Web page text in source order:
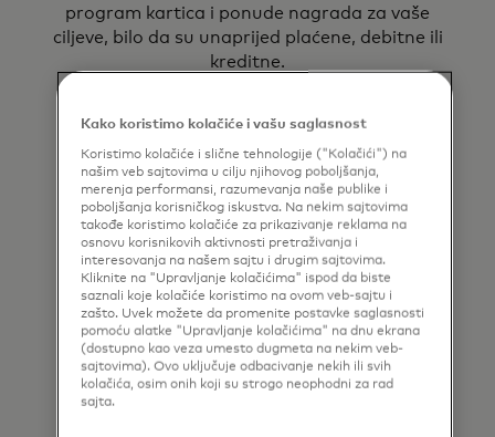
program kartica i ponude nagrada za vaše
ciljeve, bilo da su unaprijed plaćene, debitne ili
kreditne.
Podrška partnerima i podrška za
lansiranje
Nudimo usluge upravljanja karticama,
uključujući partnerstva s menadžerima
programa i sponzorima BIN-a, kako bismo
vam pomogli da pokrenete željeni program
Kako koristimo kolačiće i vašu saglasnost
Koristimo kolačiće i slične tehnologije ("Kolačići") na
našim veb sajtovima u cilju njihovog poboljšanja,
merenja performansi, razumevanja naše publike i
poboljšanja korisničkog iskustva. Na nekim sajtovima
takođe koristimo kolačiće za prikazivanje reklama na
osnovu korisnikovih aktivnosti pretraživanja i
interesovanja na našem sajtu i drugim sajtovima.
Kliknite na "Upravljanje kolačićima" ispod da biste
saznali koje kolačiće koristimo na ovom veb-sajtu i
zašto. Uvek možete da promenite postavke saglasnosti
pomoću alatke "Upravljanje kolačićima" na dnu ekrana
(dostupno kao veza umesto dugmeta na nekim veb-
sajtovima). Ovo uključuje odbacivanje nekih ili svih
kolačića, osim onih koji su strogo neophodni za rad
sajta.